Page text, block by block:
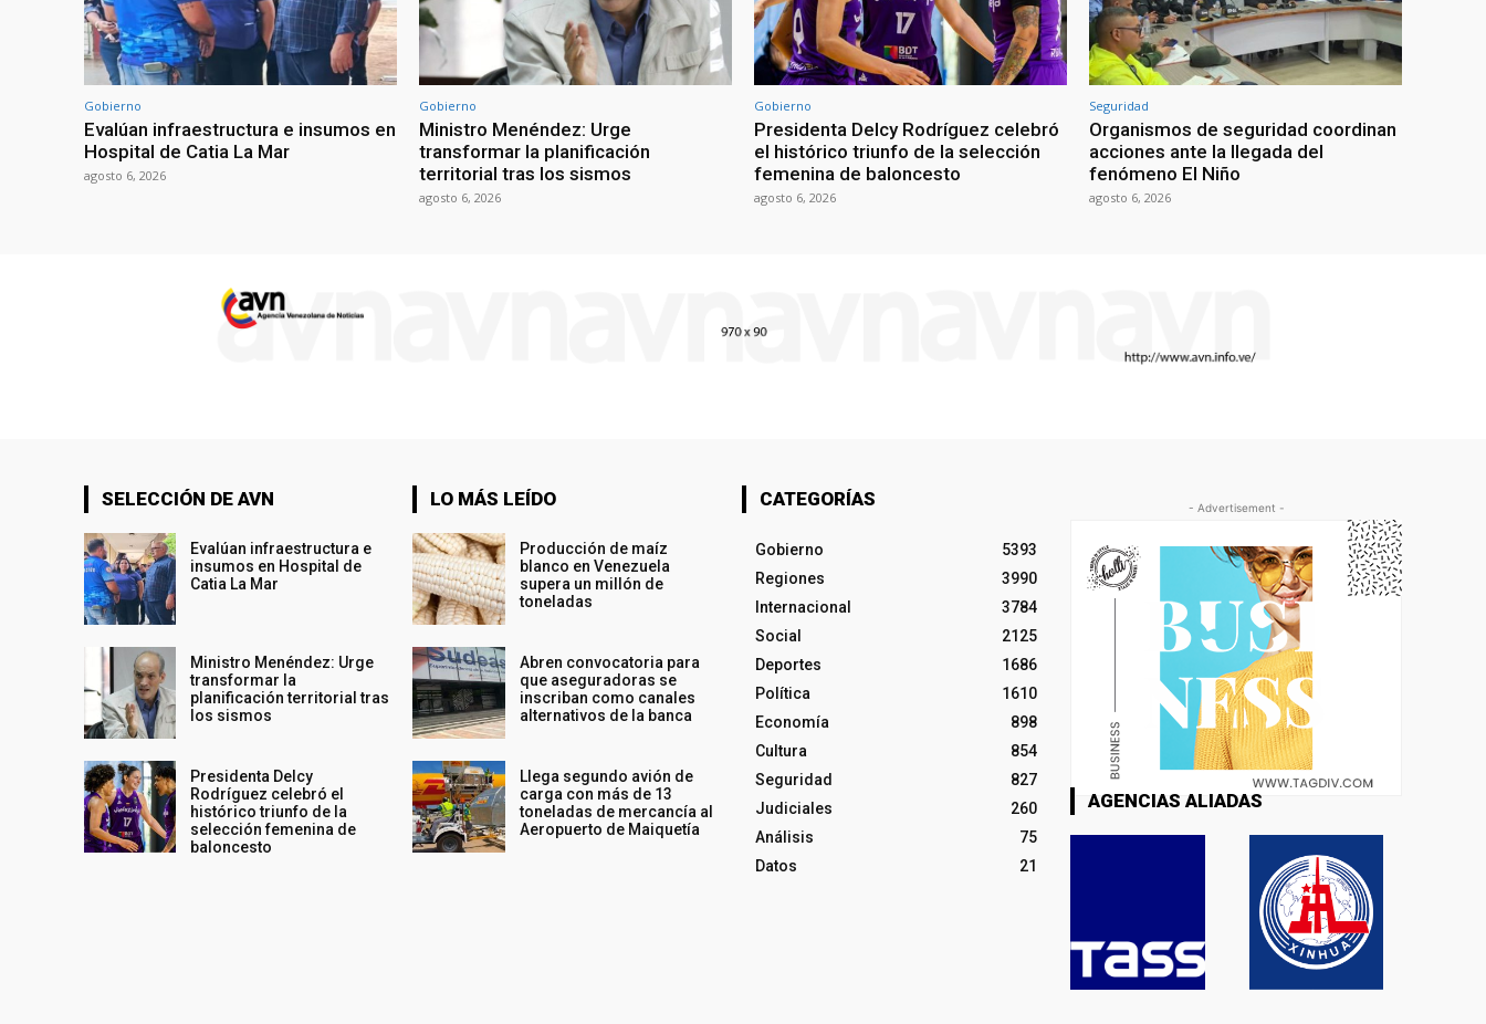
Gobierno
Evalúan infraestructura e insumos en
Hospital de Catia La Mar
agosto 6, 2026
Gobierno
Ministro Menéndez: Urge
transformar la planificación
territorial tras los sismos
agosto 6, 2026
Gobierno
Presidenta Delcy Rodríguez celebró
el histórico triunfo de la selección
femenina de baloncesto
agosto 6, 2026
Seguridad
Organismos de seguridad coordinan
acciones ante la llegada del
fenómeno El Niño
agosto 6, 2026
SELECCIÓN DE AVN
Evalúan infraestructura e
insumos en Hospital de
Catia La Mar
Ministro Menéndez: Urge
transformar la
planificación territorial tras
los sismos
Presidenta Delcy
Rodríguez celebró el
histórico triunfo de la
selección femenina de
baloncesto
LO MÁS LEÍDO
Producción de maíz
blanco en Venezuela
supera un millón de
toneladas
Abren convocatoria para
que aseguradoras se
inscriban como canales
alternativos de la banca
Llega segundo avión de
carga con más de 13
toneladas de mercancía al
Aeropuerto de Maiquetía
CATEGORÍAS
Gobierno
5393
Regiones
3990
Internacional
3784
Social
2125
Deportes
1686
Política
1610
Economía
898
Cultura
854
Seguridad
827
Judiciales
260
Análisis
75
Datos
21
- Advertisement -
AGENCIAS ALIADAS